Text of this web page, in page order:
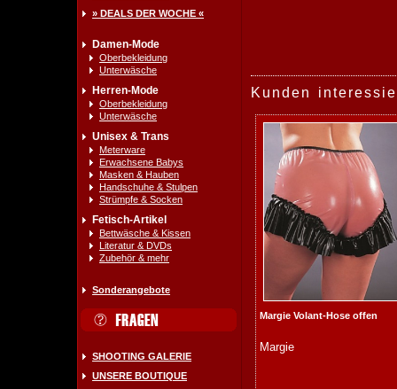
» DEALS DER WOCHE «
Damen-Mode
Oberbekleidung
Unterwäsche
Herren-Mode
Oberbekleidung
Unterwäsche
Unisex & Trans
Meterware
Erwachsene Babys
Masken & Hauben
Handschuhe & Stulpen
Strümpfe & Socken
Fetisch-Artikel
Bettwäsche & Kissen
Literatur & DVDs
Zubehör & mehr
Sonderangebote
SHOOTING GALERIE
UNSERE BOUTIQUE
Kunden
Margie Volant-Hose offen
Margie